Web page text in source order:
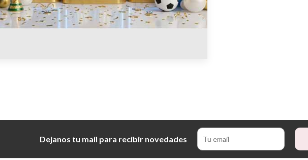
Dejanos tu mail para recibir novedades